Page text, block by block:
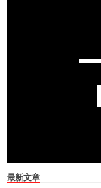
最新文章